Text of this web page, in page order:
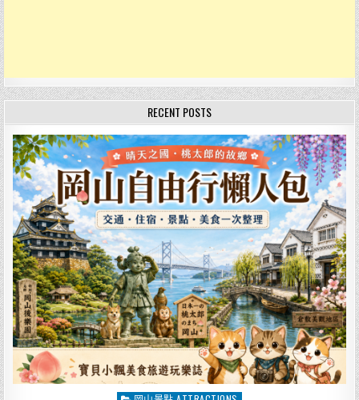
RECENT POSTS